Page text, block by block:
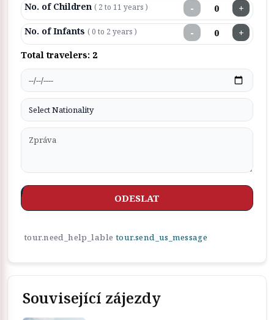
No. of Children ( 2 to 11 years ) − +
No. of Infants ( 0 to 2 years ) − +
Total travelers: 2
ODESLAT
tour.need_help_lable tour.send_us_message
Související zájezdy